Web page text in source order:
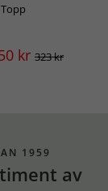
kr 323 kr
1959
av